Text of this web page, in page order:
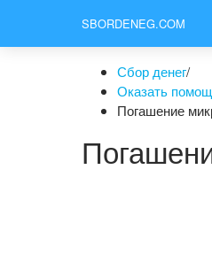
SBORDENEG.COM
Сбор денег/
Оказать
Погашение